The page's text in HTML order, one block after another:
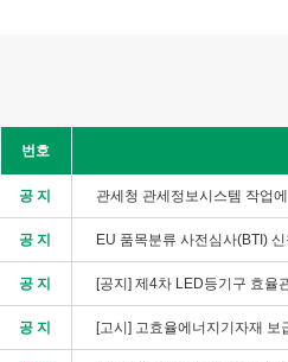
번호
공 지 관세청 관세정보시스템 작업
공 지 EU 품목분류 사전심사(BTI)
공 지 [공지] 제4차 LED등기구 효율
공 지 [고시] 고효율에너지기자재